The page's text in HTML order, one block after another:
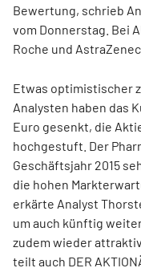
Bewertung, schrieb
vom Donnerstag. Bei
Roche und
Etwas optimistischer
Analysten haben das
Euro gesenkt, die
hochgestuft. Der
Geschäftsjahr 2015
die hohen
erkärte Analyst
um auch künftig
zudem wieder
teilt auch DER